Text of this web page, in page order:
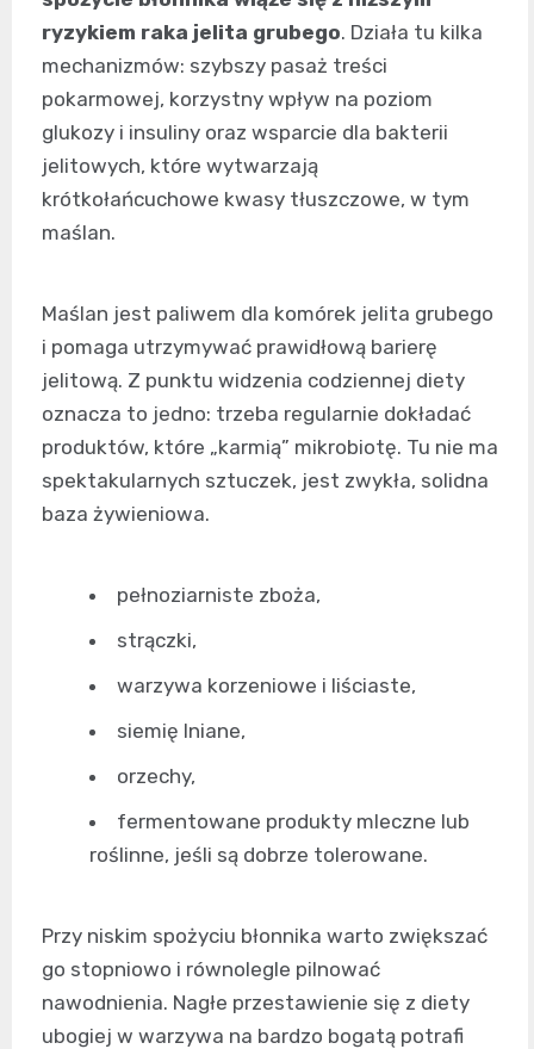
ryzykiem raka jelita grubego. Działa tu kilka
mechanizmów: szybszy pasaż treści
pokarmowej, korzystny wpływ na poziom
glukozy i insuliny oraz wsparcie dla bakterii
jelitowych, które wytwarzają
krótkołańcuchowe kwasy tłuszczowe, w tym
maślan.
Maślan jest paliwem dla komórek jelita grubego
i pomaga utrzymywać prawidłową barierę
jelitową. Z punktu widzenia codziennej diety
oznacza to jedno: trzeba regularnie dokładać
produktów, które „karmią” mikrobiotę. Tu nie ma
spektakularnych sztuczek, jest zwykła, solidna
baza żywieniowa.
pełnoziarniste zboża,
strączki,
warzywa korzeniowe i liściaste,
siemię lniane,
orzechy,
fermentowane produkty mleczne lub
roślinne, jeśli są dobrze tolerowane.
Przy niskim spożyciu błonnika warto zwiększać
go stopniowo i równolegle pilnować
nawodnienia. Nagłe przestawienie się z diety
ubogiej w warzywa na bardzo bogatą potrafi